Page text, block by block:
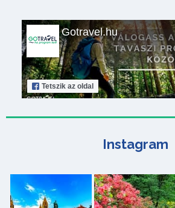
Gotravel.hu
Tetszik az oldal
Instagram